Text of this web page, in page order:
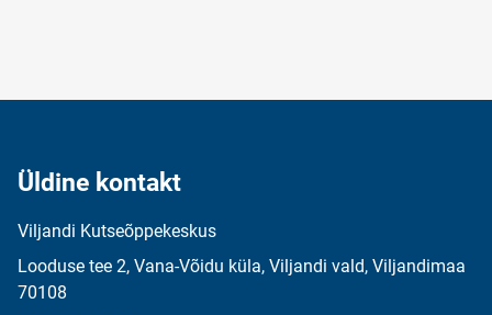
Üldine kontakt
Viljandi Kutseõppekeskus
Looduse tee 2, Vana-Võidu küla, Viljandi vald, Viljandimaa
70108